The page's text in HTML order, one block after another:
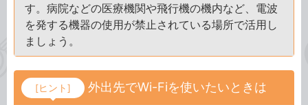
す。病院などの医療機関や飛行機の機内など、電波
を発する機器の使用が禁止されている場所で活用し
ましょう。
[ヒント] 外出先でWi-Fiを使いたいときは